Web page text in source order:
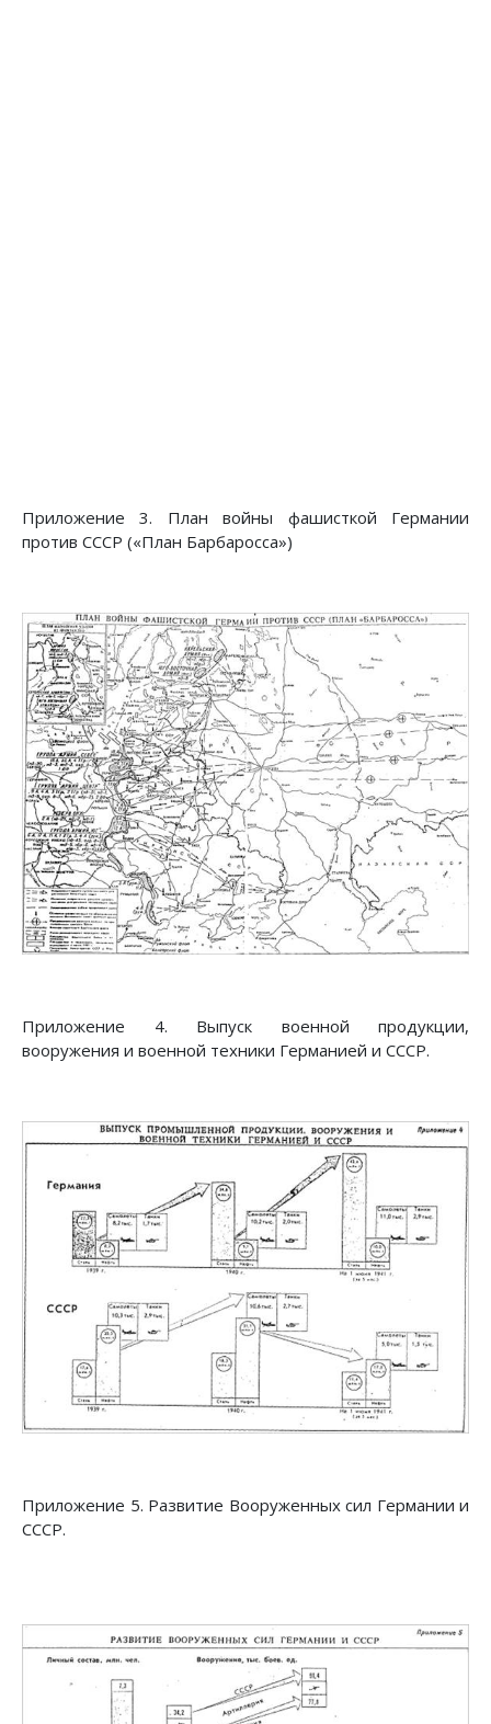
Приложение 3. План войны фашисткой Германии
против СССР («План Барбаросса»)
Приложение 4. Выпуск военной продукции,
вооружения и военной техники Германией и СССР.
Приложение 5. Развитие Вооруженных сил Германии и
СССР.